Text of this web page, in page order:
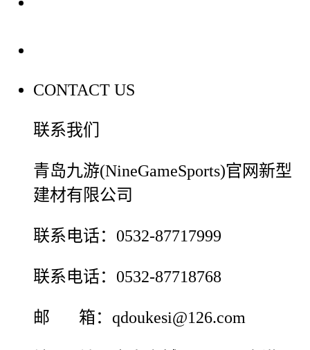
CONTACT US
联系我们
青岛九游(NineGameSports)官网新型
建材有限公司
联系电话：0532-87717999
联系电话：0532-87718768
邮 箱：qdoukesi@126.com